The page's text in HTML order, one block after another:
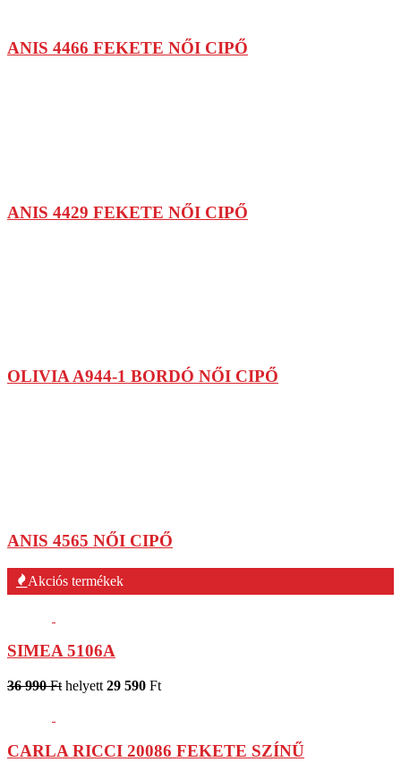
ANIS 4466 FEKETE NŐI CIPŐ
ANIS 4429 FEKETE NŐI CIPŐ
OLIVIA A944-1 BORDÓ NŐI CIPŐ
ANIS 4565 NŐI CIPŐ
Akciós termékek
SIMEA 5106A
36 990 Ft helyett 29 590 Ft
CARLA RICCI 20086 FEKETE SZÍNŰ